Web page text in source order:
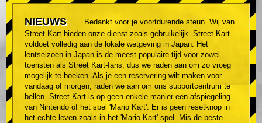
NIEUWS
Bedankt voor je voortdurende steun. Wij van
Street Kart bieden onze dienst zoals gebruikelijk. Street Kart
voldoet volledig aan de lokale wetgeving in Japan. Het
lentseizoen in Japan is de meest populaire tijd voor zowel
toeristen als Street Kart-fans, dus we raden aan om zo vroeg
mogelijk te boeken. Als je een reservering wilt maken voor
vandaag of morgen, raden we aan om ons supportcentrum te
bellen. Street Kart is op geen enkele manier een afspiegeling
van Nintendo of het spel 'Mario Kart'. Er is geen resetknop in
het echte leven zoals in het 'Mario Kart' spel. Mis de beste